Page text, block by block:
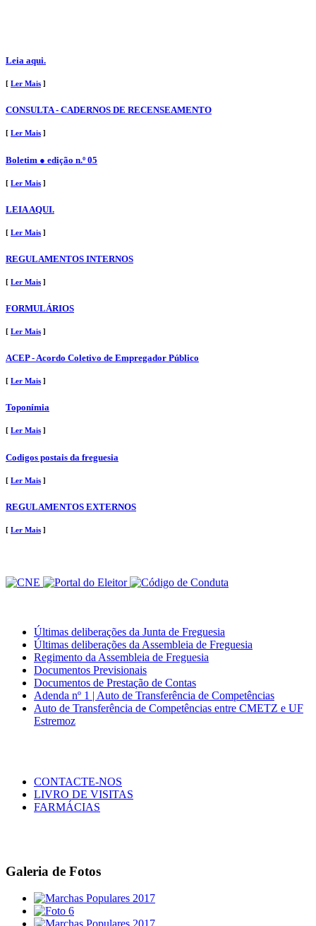
Leia aqui.
[ Ler Mais ]
CONSULTA - CADERNOS DE RECENSEAMENTO
[ Ler Mais ]
Boletim ● edição n.º 05
[ Ler Mais ]
LEIA AQUI.
[ Ler Mais ]
REGULAMENTOS INTERNOS
[ Ler Mais ]
FORMULÁRIOS
[ Ler Mais ]
ACEP - Acordo Coletivo de Empregador Público
[ Ler Mais ]
Toponímia
[ Ler Mais ]
Codigos postais da freguesia
[ Ler Mais ]
REGULAMENTOS EXTERNOS
[ Ler Mais ]
Últimas deliberações da Junta de Freguesia
Últimas deliberações da Assembleia de Freguesia
Regimento da Assembleia de Freguesia
Documentos Previsionais
Documentos de Prestação de Contas
Adenda nº 1 | Auto de Transferência de Competências
Auto de Transferência de Competências entre CMETZ e UF
Estremoz
CONTACTE-NOS
LIVRO DE VISITAS
FARMÁCIAS
Galeria de Fotos